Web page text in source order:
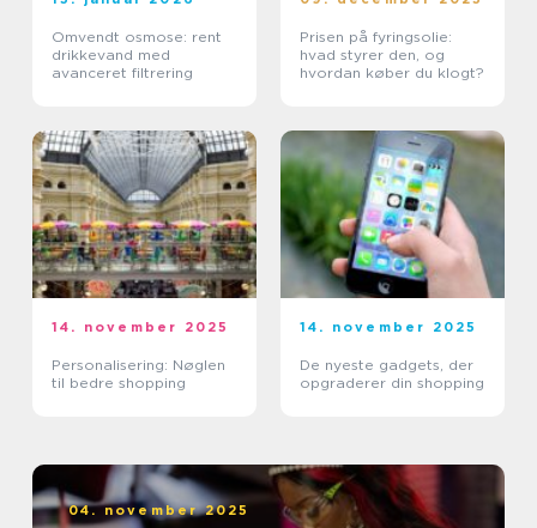
Omvendt osmose: rent
drikkevand med
avanceret filtrering
Prisen på fyringsolie:
hvad styrer den, og
hvordan køber du klogt?
14. november 2025
Personalisering: Nøglen
til bedre shopping
14. november 2025
De nyeste gadgets, der
opgraderer din shopping
04. november 2025